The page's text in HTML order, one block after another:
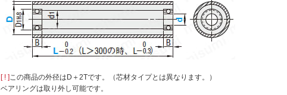
[ ! ]この商品の外径はD＋2Tです。（芯材タイプとは異なります。）
ベアリングは取り外し可能です。